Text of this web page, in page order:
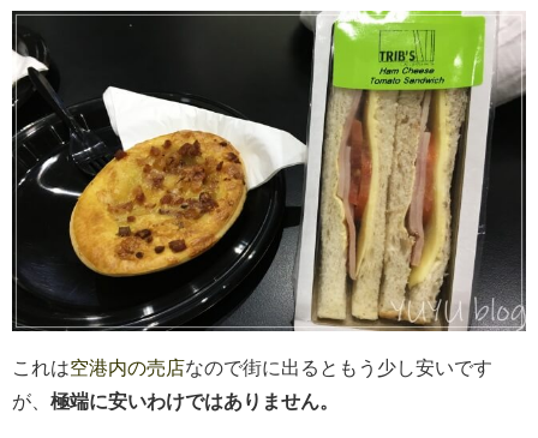
これは空港内の売店なので街に出るともう少し安いです
が、 極端に安いわけではありません。